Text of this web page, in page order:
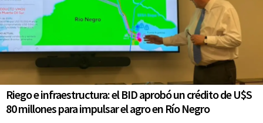
Riego e infraestructura: el BID aprobó un crédito de U$S
80 millones para impulsar el agro en Río Negro